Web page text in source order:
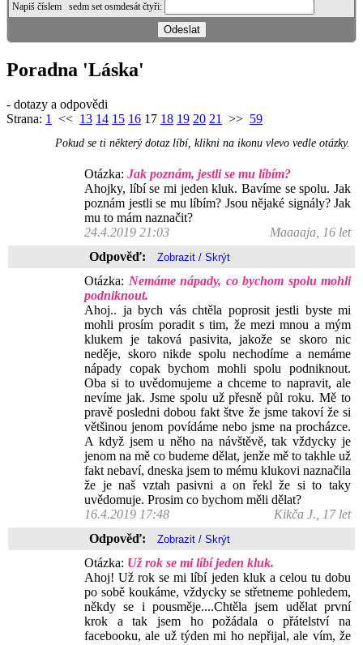
Napiš číslem sedm set osmdesát čtyři:
Poradna 'Láska'
- dotazy a odpovědi
Strana: 1 << 13 14 15 16 17 18 19 20 21 >> 59
Pokud se ti některý dotaz líbí, klikni na ikonu vlevo vedle otázky.
Otázka: Jak poznám, jestli se mu líbím?
Ahojky, líbí se mi jeden kluk. Bavíme se spolu. Jak
poznám jestli se mu líbím? Jsou nějaké signály? Jak
mu to mám naznačit?
24.4.2019 21:03
Maaaaja, 16 let
Odpověď:
Otázka: Nemáme nápady, co bychom spolu mohli
podniknout.
Ahoj.. ja bych vás chtěla poprosit jestli byste mi
mohli prosím poradit s tim, že mezi mnou a mým
klukem je taková pasivita, jakože se skoro nic
neděje, skoro nikde spolu nechodíme a nemáme
nápady copak bychom mohli spolu podniknout.
Oba si to uvědomujeme a chceme to napravit, ale
nevíme jak. Jsme spolu už přesně půl roku. Mě to
pravě posledni dobou fakt štve že jsme takoví že si
většinou jenom povídáme nebo jsme na procházce.
A když jsem u něho na návštěvě, tak vždycky je
jenom na mě co budeme dělat, jenže mě to takhle už
fakt nebaví, dneska jsem to mému klukovi naznačila
že je naš vztah pasivni a on řekl že si to taky
uvědomuje. Prosim co bychom měli dělat?
16.4.2019 17:48
Kikča J., 17 let
Odpověď:
Otázka: Už rok se mi líbí jeden kluk.
Ahoj! Už rok se mi líbí jeden kluk a celou tu dobu
po sobě koukáme, vždycky se střetneme pohledem,
někdy se i pousměje....Chtěla jsem udělat první
krok a tak jsem ho požádala o přátelství na
facebooku, ale už týden mi ho nepřijal, ale vím, že